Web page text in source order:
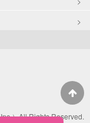
）All Rights Reserved.